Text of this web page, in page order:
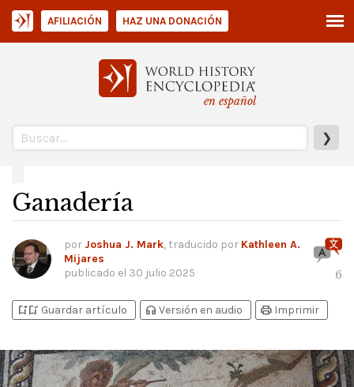
en español
❯
AFILIACIÓN HAZ UNA DONACIÓN
Ganadería
por Joshua J. Mark, traducido por Kathleen A.
Mijares
publicado el 30 julio 2025 6
bookmark_addbookmark_added Guardar artículo headphones Versión en audio print Imprimir